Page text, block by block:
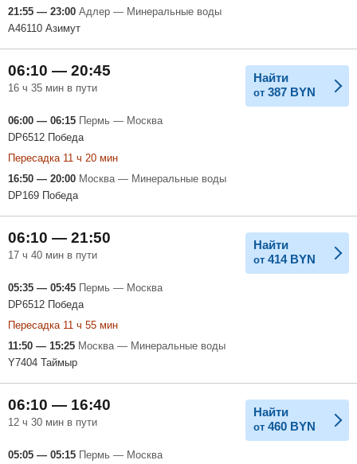
21:55 — 23:00 Адлер — Минеральные воды
A46110 Азимут
06:10 — 20:45
16 ч 35 мин в пути
Найти
от 387 BYN
06:00 — 06:15 Пермь — Москва
DP6512 Победа
Пересадка 11 ч 20 мин
16:50 — 20:00 Москва — Минеральные воды
DP169 Победа
06:10 — 21:50
17 ч 40 мин в пути
Найти
от 414 BYN
05:35 — 05:45 Пермь — Москва
DP6512 Победа
Пересадка 11 ч 55 мин
11:50 — 15:25 Москва — Минеральные воды
Y7404 Таймыр
06:10 — 16:40
12 ч 30 мин в пути
Найти
от 460 BYN
05:05 — 05:15 Пермь — Москва